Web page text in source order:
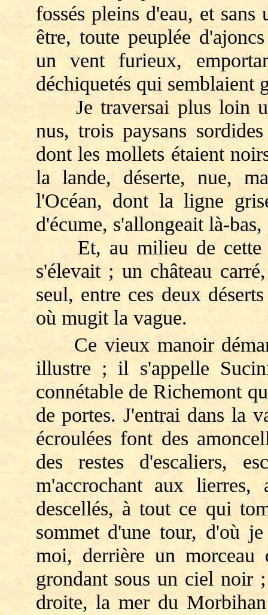
fossés pleins d'eau, et sans
être, toute peuplée
un vent furieux,
déchiquetés qui semblaient
Je traversai plus loin
nus, trois paysans
dont les mollets étaient
la lande, déserte, nue,
l'Océan, dont la ligne
d'écume, s'allongeait là-
Et, au milieu de cette
s'élevait ; un château
seul, entre ces deux
où mugit la vague.
Ce vieux manoir
illustre ; il s'appelle
connétable de Richemont
de portes. J'entrai dans la
écroulées font des
des restes d'escaliers,
m'accrochant aux
descellés, à tout ce qui
sommet d'une tour, d'où
moi, derrière un
grondant sous un ciel noir
droite, la mer du